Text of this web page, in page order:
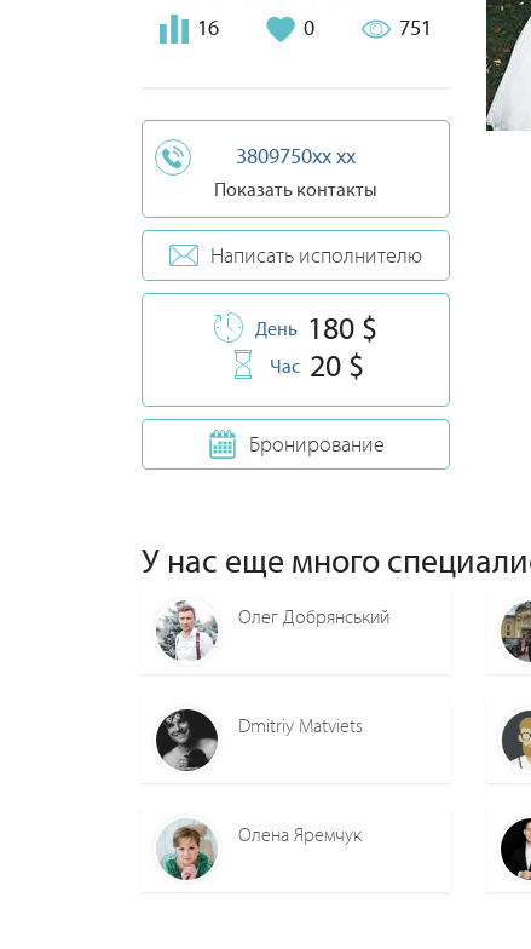
16 0 751
3809750xx xx
Показать контакты
Написать исполнителю
День 180 $
Час 20 $
Бронирование
У нас еще много
Олег Добрянський
Dmitriy Matviets
Олена Яремчук